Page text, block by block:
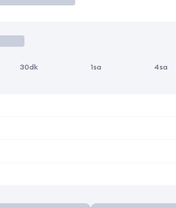
30dk 1sa 4sa